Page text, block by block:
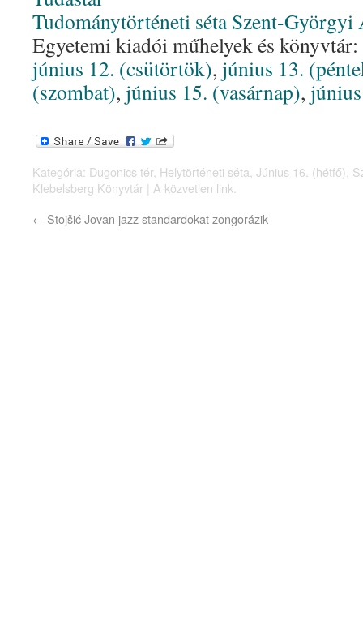
Tudománytörténeti séta Szent-Györgyi
Egyetemi kiadói műhelyek és könyvtár:
június 12. (csütörtök), június 13.
(szombat), június 15. (vasárnap),
Kategória: Dugonics tér, Helytörténeti séta, Június 16. (hétfő),
Klebelsberg Könyvtár | A közvetlen link.
← Stojšić Jovan jazz standardokat zongorázik